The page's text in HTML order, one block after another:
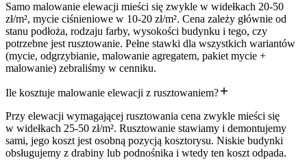
Samo malowanie elewacji mieści się zwykle w widełkach 20-50
zł/m², mycie ciśnieniowe w 10-20 zł/m². Cena zależy głównie od
stanu podłoża, rodzaju farby, wysokości budynku i tego, czy
potrzebne jest rusztowanie. Pełne stawki dla wszystkich wariantów
(mycie, odgrzybianie, malowanie agregatem, pakiet mycie +
malowanie) zebraliśmy w cenniku.
Ile kosztuje malowanie elewacji z rusztowaniem?
Przy elewacji wymagającej rusztowania cena zwykle mieści się
w widełkach 25-50 zł/m². Rusztowanie stawiamy i demontujemy
sami, jego koszt jest osobną pozycją kosztorysu. Niskie budynki
obsługujemy z drabiny lub podnośnika i wtedy ten koszt odpada.